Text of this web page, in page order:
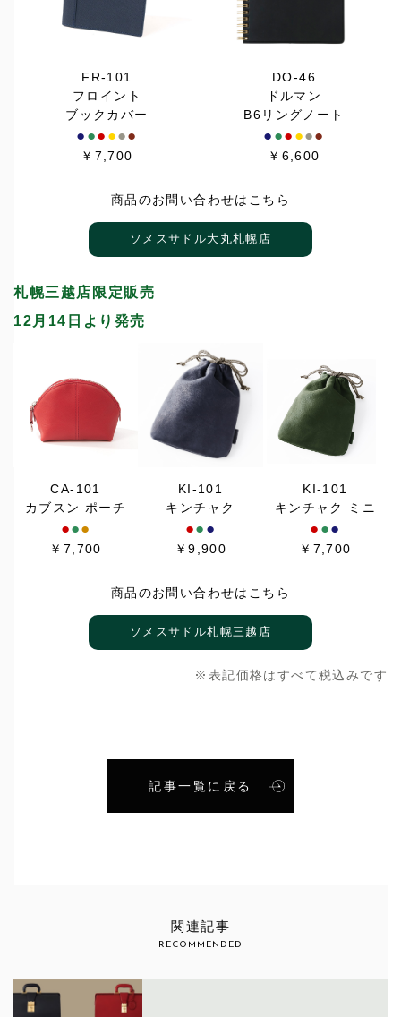
FR-101
フロイント
ブックカバー
● ●● ●●●
￥7,700
DO-46
ドルマン
B6リングノート
● ●● ●●●
￥6,600
商品のお問い合わせはこちら
ソメスサドル大丸札幌店
札幌三越店限定販売
12月14日より発売
CA-101
カブスン ポーチ
●●●
￥7,700
KI-101
キンチャク
●● ●
￥9,900
KI-101
キンチャク ミニ
● ●●
￥7,700
商品のお問い合わせはこちら
ソメスサドル札幌三越店
※表記価格はすべて税込みです
記事一覧に戻る
関連記事
RECOMMENDED